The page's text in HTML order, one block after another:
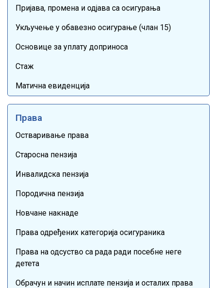
Пријава, промена и одјава са осигурања
Укључење у обавезно осигурање (члан 15)
Основице за уплату доприноса
Стаж
Матична евиденција
Права
Остваривање права
Старосна пензија
Инвалидска пензија
Породична пензија
Новчане накнаде
Права одређених категорија осигураника
Права на одсуство са рада ради посебне неге
детета
Обрачун и начин исплате пензија и осталих права